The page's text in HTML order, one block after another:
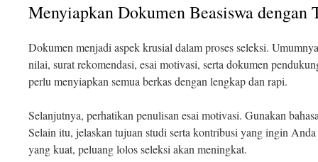
Menyiapkan Dokumen Beasiswa dengan
Dokumen menjadi aspek krusial dalam proses seleksi.
nilai, surat rekomendasi, esai motivasi, serta dokumen
perlu menyiapkan semua berkas dengan lengkap dan rapi.
Selanjutnya, perhatikan penulisan esai motivasi. Gunakan
Selain itu, jelaskan tujuan studi serta kontribusi yang ingin
yang kuat, peluang lolos seleksi akan meningkat.